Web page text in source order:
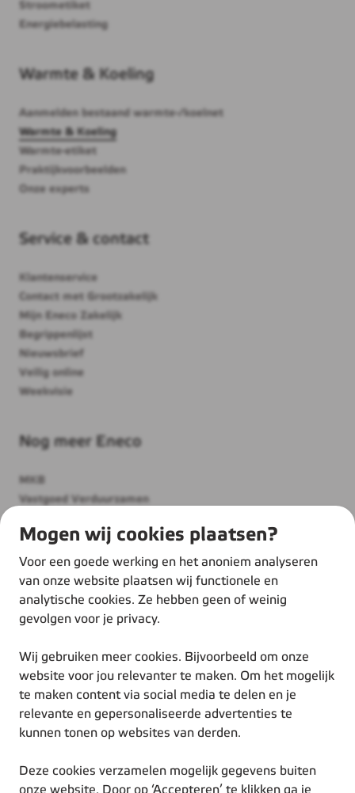
Stroometiket
Energiebelasting
Warmte & Koeling
Aanmelden bestaand warmte-/koelnet
Warmte & Koeling
Warmte-etiket
Praktijkvoorbeelden
Onze experts
Service & contact
Klantenservice
Contact met Grootzakelijk
Mijn Eneco Zakelijk
Begrippenlijst
Nieuwsbrief
Veilig online
Weekvisie
Nog meer Eneco
MKB
Vastgoed Verduurzamen
Over ons
Werken bij Eneco
Duurzame inspiratie
© Eneco 2025
Voorwaarden
Privacystatement
Disclaimer
Mogen wij cookies plaatsen?
Voor een goede werking en het anoniem analyseren
van onze website plaatsen wij functionele en
analytische cookies. Ze hebben geen of weinig
gevolgen voor je privacy.
Wij gebruiken meer cookies. Bijvoorbeeld om onze
website voor jou relevanter te maken. Om het mogelijk
te maken content via social media te delen en je
relevante en gepersonaliseerde advertenties te
kunnen tonen op websites van derden.
Deze cookies verzamelen mogelijk gegevens buiten
onze website. Door op ‘Accepteren’ te klikken ga je